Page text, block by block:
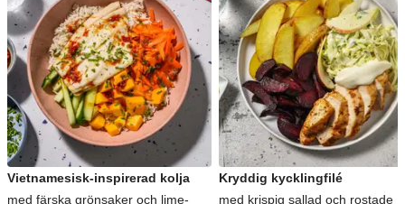
Vietnamesisk-inspirerad kolja
med färska grönsaker och lime-
Kryddig kycklingfilé
med krispig sallad och rostade